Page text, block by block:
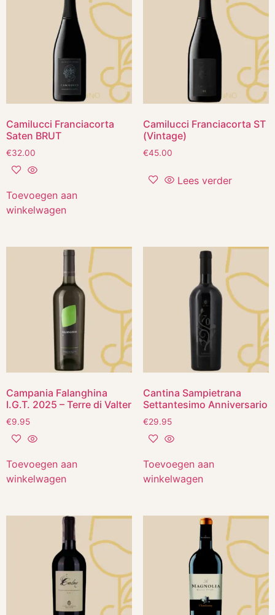
Camilucci Franciacorta
Saten BRUT
€32.00
Toevoegen aan
winkelwagen
Camilucci Franciacorta ST
(Vintage)
€45.00
Lees verder
Campania Falanghina
I.G.T. 2025 – Terre di Valter
€9.95
Toevoegen aan
winkelwagen
Cantina Sampietrana
Settantesimo Anniversario
€29.95
Toevoegen aan
winkelwagen